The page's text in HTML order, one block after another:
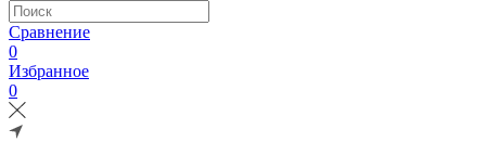
Сравнение
0
Избранное
0